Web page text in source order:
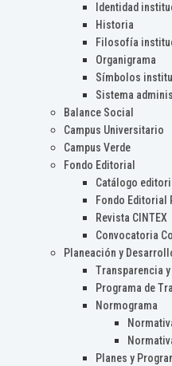
Identidad
Historia
Filosofía
Organigrama
Símbolos
Sistema
Balance Social
Campus Universitario
Campus Verde
Fondo Editorial
Catálogo
Fondo Editorial
Revista CINTEX
Convocatoria
Planeación y
Transparencia
Programa de
Normograma
Planes y